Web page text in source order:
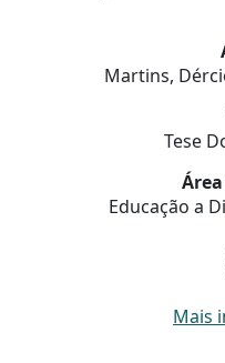
Martins,
Tese
Educação a
Mais